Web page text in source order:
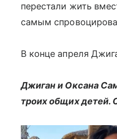
перестали жить
самым
В конце апреля
Джиган и Оксана
троих общих детей.